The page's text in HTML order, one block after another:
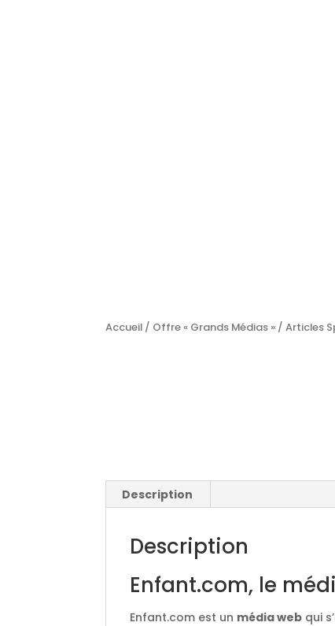
Accueil / Offre « Grands Médias » /Articles
Description
Description
Enfant.com, le
Enfant.com est un média web qui